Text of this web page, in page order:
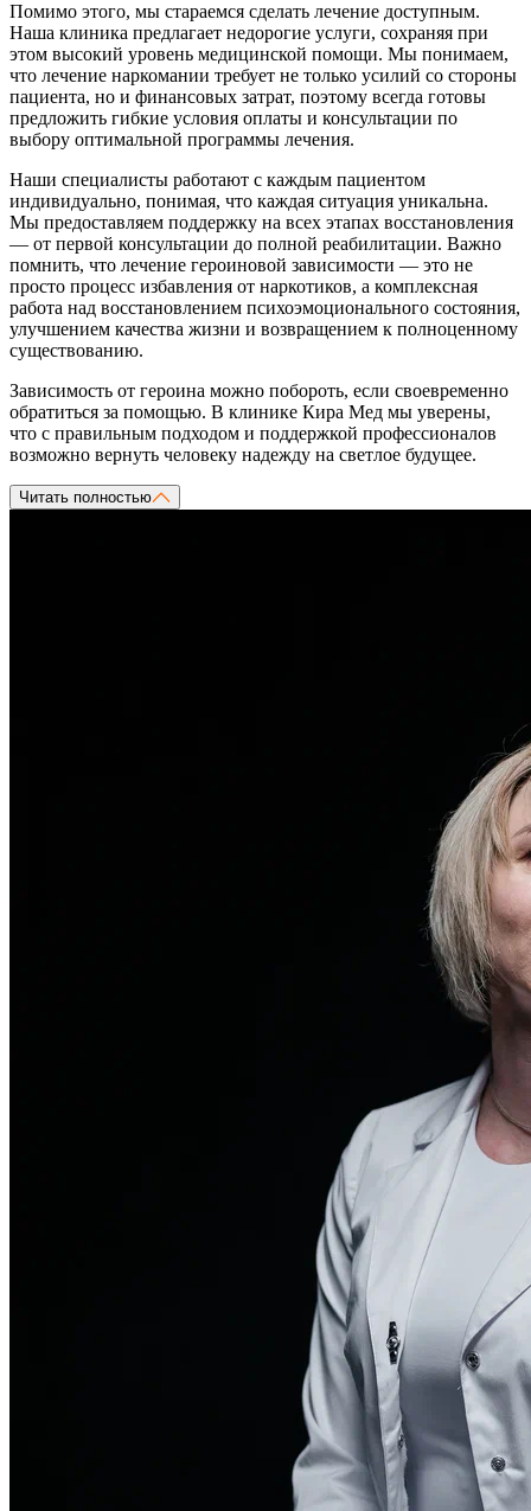
Помимо этого, мы стараемся сделать лечение доступным.
Наша клиника предлагает недорогие услуги, сохраняя при
этом высокий уровень медицинской помощи. Мы понимаем,
что лечение наркомании требует не только усилий со стороны
пациента, но и финансовых затрат, поэтому всегда готовы
предложить гибкие условия оплаты и консультации по
выбору оптимальной программы лечения.
Наши специалисты работают с каждым пациентом
индивидуально, понимая, что каждая ситуация уникальна.
Мы предоставляем поддержку на всех этапах восстановления
— от первой консультации до полной реабилитации. Важно
помнить, что лечение героиновой зависимости — это не
просто процесс избавления от наркотиков, а комплексная
работа над восстановлением психоэмоционального состояния,
улучшением качества жизни и возвращением к полноценному
существованию.
Зависимость от героина можно побороть, если своевременно
обратиться за помощью. В клинике Кира Мед мы уверены,
что с правильным подходом и поддержкой профессионалов
возможно вернуть человеку надежду на светлое будущее.
Читать полностью